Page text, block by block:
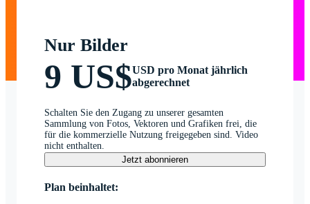
Nur Bilder
9 US$USD pro Monat jährlich
abgerechnet
Schalten Sie den Zugang zu unserer gesamten
Sammlung von Fotos, Vektoren und Grafiken frei, die
für die kommerzielle Nutzung freigegeben sind. Video
nicht enthalten.
Jetzt abonnieren
Plan beinhaltet: